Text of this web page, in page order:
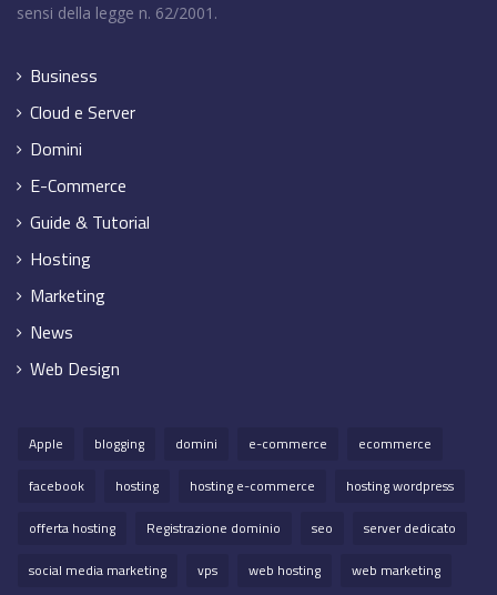
sensi della legge n. 62/2001.
Business
Cloud e Server
Domini
E-Commerce
Guide & Tutorial
Hosting
Marketing
News
Web Design
Apple blogging domini e-commerce
ecommerce
facebook
hosting hosting e-commerce
hosting wordpress
offerta hosting
Registrazione dominio seo
server dedicato
social media marketing
vps web hosting web marketing